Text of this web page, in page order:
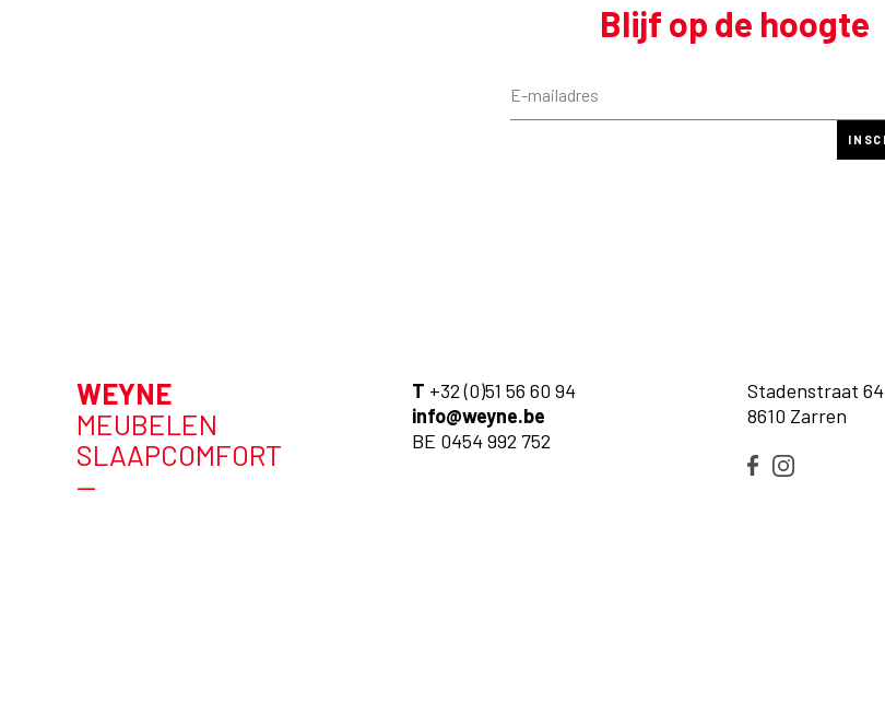
Blijf op de hoogte
WEYNE
MEUBELEN
SLAAPCOMFORT
—
T +32 (0)51 56 60 94
info@weyne.be
BE 0454 992 752
Stadenstraat 64
8610 Zarren